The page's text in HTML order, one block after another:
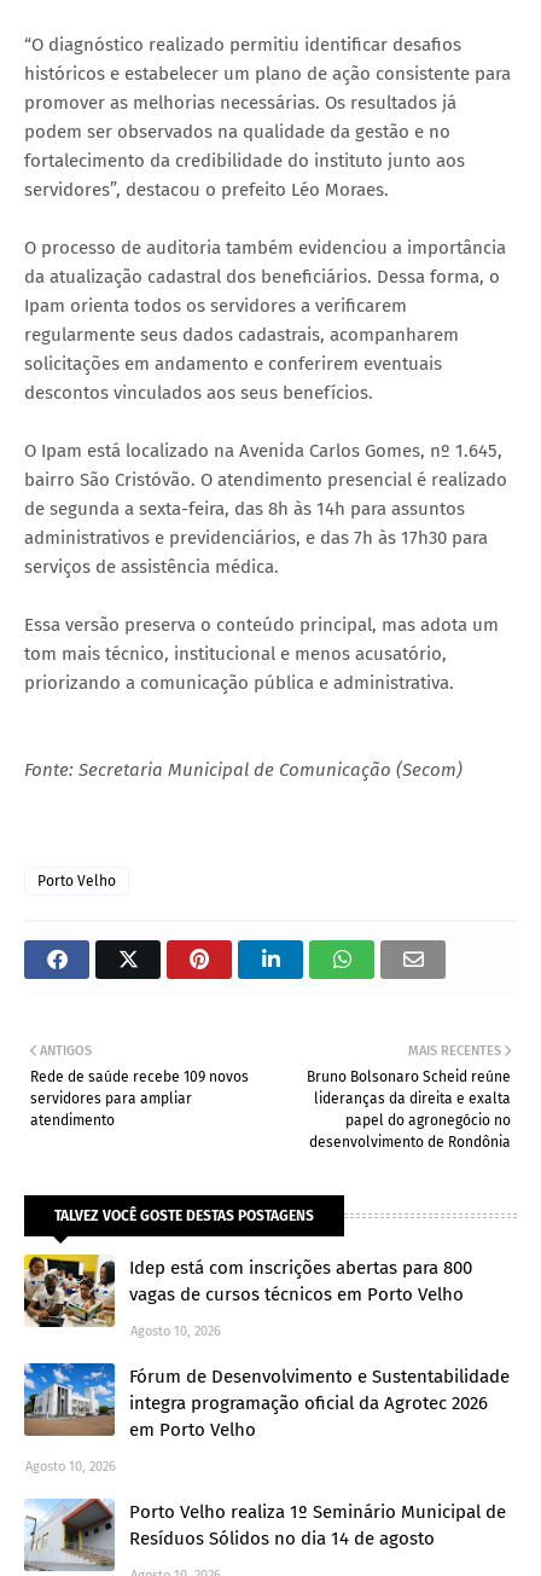
“O diagnóstico realizado permitiu identificar desafios
históricos e estabelecer um plano de ação consistente para
promover as melhorias necessárias. Os resultados já
podem ser observados na qualidade da gestão e no
fortalecimento da credibilidade do instituto junto aos
servidores”, destacou o prefeito Léo Moraes.
O processo de auditoria também evidenciou a importância
da atualização cadastral dos beneficiários. Dessa forma, o
Ipam orienta todos os servidores a verificarem
regularmente seus dados cadastrais, acompanharem
solicitações em andamento e conferirem eventuais
descontos vinculados aos seus benefícios.
O Ipam está localizado na Avenida Carlos Gomes, nº 1.645,
bairro São Cristóvão. O atendimento presencial é realizado
de segunda a sexta-feira, das 8h às 14h para assuntos
administrativos e previdenciários, e das 7h às 17h30 para
serviços de assistência médica.
Essa versão preserva o conteúdo principal, mas adota um
tom mais técnico, institucional e menos acusatório,
priorizando a comunicação pública e administrativa.
Fonte: Secretaria Municipal de Comunicação (Secom)
Porto Velho
MAIS RECENTES
Bruno Bolsonaro Scheid reúne
lideranças da direita e exalta
papel do agronegócio no
desenvolvimento de Rondônia
ANTIGOS
Rede de saúde recebe 109 novos
servidores para ampliar
atendimento
TALVEZ VOCÊ GOSTE DESTAS POSTAGENS
Idep está com inscrições abertas para 800
vagas de cursos técnicos em Porto Velho
Agosto 10, 2026
Fórum de Desenvolvimento e Sustentabilidade
integra programação oficial da Agrotec 2026
em Porto Velho
Agosto 10, 2026
Porto Velho realiza 1º Seminário Municipal de
Resíduos Sólidos no dia 14 de agosto